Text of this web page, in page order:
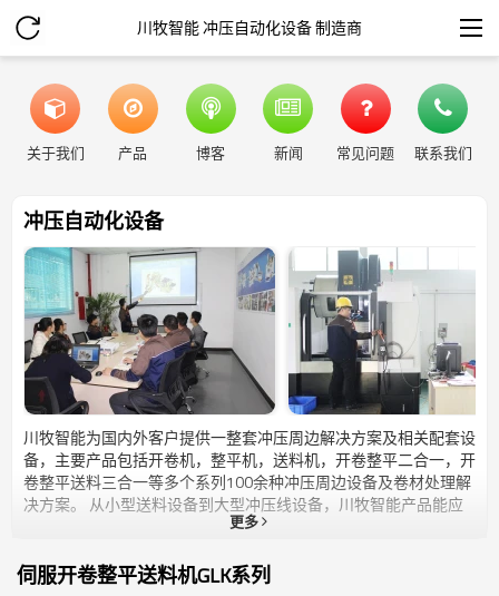
川牧智能 冲压自动化设备 制造商
关于我们 产品 博客 新闻 常见问题 联系我们
冲压自动化设备
川牧智能为国内外客户提供一整套冲压周边解决方案及相关配套设
备，主要产品包括开卷机，整平机，送料机，开卷整平二合一，开
卷整平送料三合一等多个系列100余种冲压周边设备及卷材处理解
决方案。 从小型送料设备到大型冲压线设备，川牧智能产品能应
对各种各样的加工情况，涉及汽车配件、电子电路、计算机制造、
具、服装服饰等多个行业及相关领域。 在高强度钢板处理领域中
更多
伺服开卷整平送料机GLK系列